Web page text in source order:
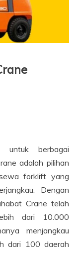
untuk berbagai
adalah pilihan
forklift yang
Dengan
Crane telah
dari 10.000
menjangkau
dari 100 daerah